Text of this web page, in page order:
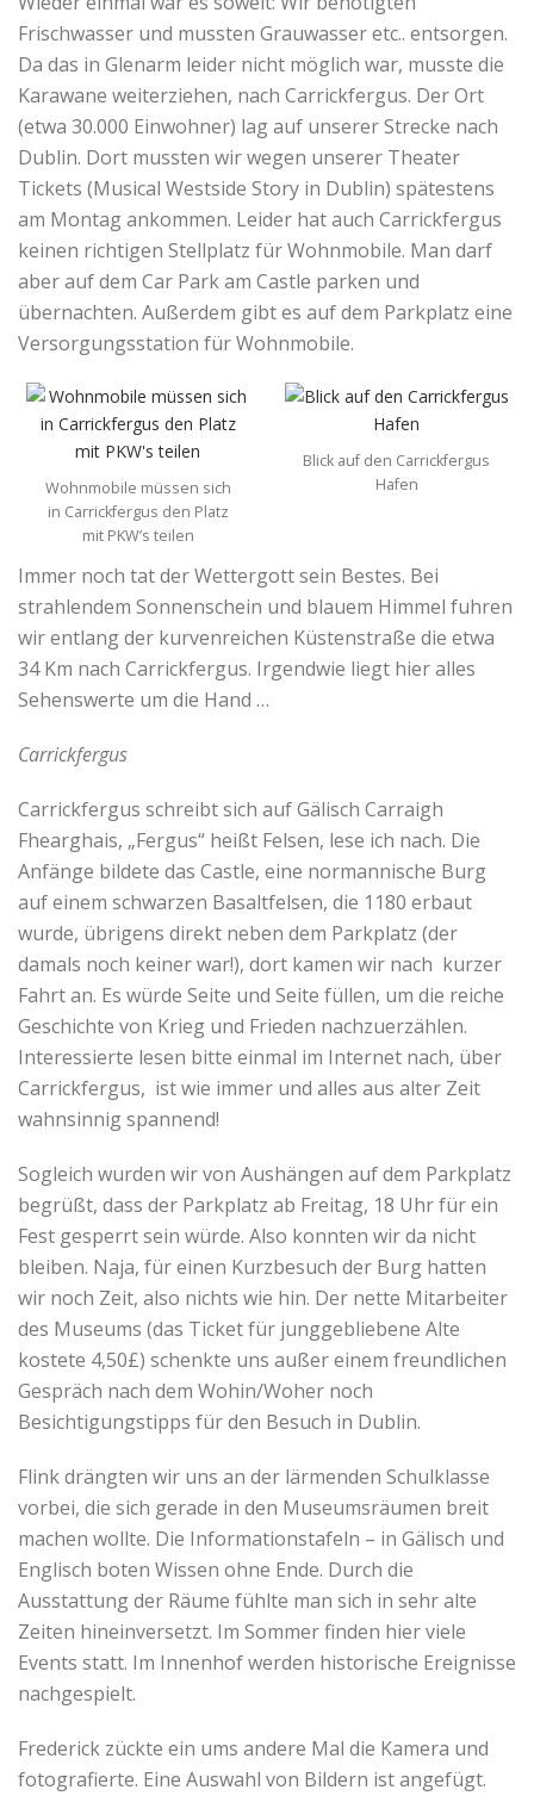
Frischwasser und mussten Grauwasser etc.. entsorgen.
Da das in Glenarm leider nicht möglich war, musste die
Karawane weiterziehen, nach Carrickfergus. Der Ort
(etwa 30.000 Einwohner) lag auf unserer Strecke nach
Dublin. Dort mussten wir wegen unserer Theater
Tickets (Musical Westside Story in Dublin) spätestens
am Montag ankommen. Leider hat auch Carrickfergus
keinen richtigen Stellplatz für Wohnmobile. Man darf
aber auf dem Car Park am Castle parken und
übernachten. Außerdem gibt es auf dem Parkplatz eine
Versorgungsstation für Wohnmobile.
Blick auf den Carrickfergus
Hafen
Wohnmobile müssen sich
in Carrickfergus den Platz
mit PKW’s teilen
Immer noch tat der Wettergott sein Bestes. Bei
strahlendem Sonnenschein und blauem Himmel fuhren
wir entlang der kurvenreichen Küstenstraße die etwa
34 Km nach Carrickfergus. Irgendwie liegt hier alles
Sehenswerte um die Hand …
Carrickfergus
Carrickfergus schreibt sich auf Gälisch Carraigh
Fhearghais, „Fergus“ heißt Felsen, lese ich nach. Die
Anfänge bildete das Castle, eine normannische Burg
auf einem schwarzen Basaltfelsen, die 1180 erbaut
wurde, übrigens direkt neben dem Parkplatz (der
damals noch keiner war!), dort kamen wir nach kurzer
Fahrt an. Es würde Seite und Seite füllen, um die reiche
Geschichte von Krieg und Frieden nachzuerzählen.
Interessierte lesen bitte einmal im Internet nach, über
Carrickfergus, ist wie immer und alles aus alter Zeit
wahnsinnig spannend!
Sogleich wurden wir von Aushängen auf dem Parkplatz
begrüßt, dass der Parkplatz ab Freitag, 18 Uhr für ein
Fest gesperrt sein würde. Also konnten wir da nicht
bleiben. Naja, für einen Kurzbesuch der Burg hatten
wir noch Zeit, also nichts wie hin. Der nette Mitarbeiter
des Museums (das Ticket für junggebliebene Alte
kostete 4,50£) schenkte uns außer einem freundlichen
Gespräch nach dem Wohin/Woher noch
Besichtigungstipps für den Besuch in Dublin.
Flink drängten wir uns an der lärmenden Schulklasse
vorbei, die sich gerade in den Museumsräumen breit
machen wollte. Die Informationstafeln – in Gälisch und
Englisch boten Wissen ohne Ende. Durch die
Ausstattung der Räume fühlte man sich in sehr alte
Zeiten hineinversetzt. Im Sommer finden hier viele
Events statt. Im Innenhof werden historische Ereignisse
nachgespielt.
Frederick zückte ein ums andere Mal die Kamera und
fotografierte. Eine Auswahl von Bildern ist angefügt.